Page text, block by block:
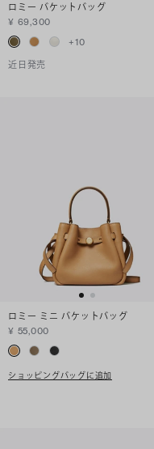
ロミー バケットバッグ
¥ 69,300
+10
近日発売
ロミー ミニ バケットバッグ
¥ 55,000
ショッピングバッグに追加